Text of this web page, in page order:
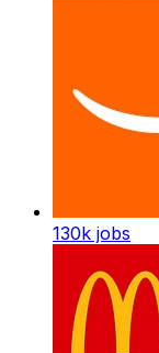
130k jobs